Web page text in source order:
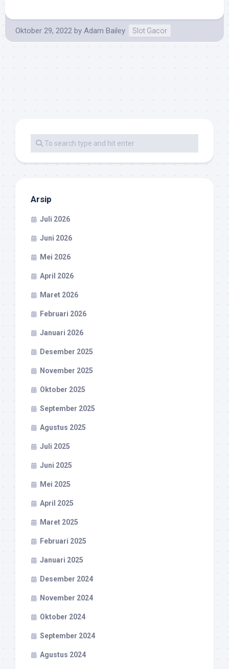
Oktober 29, 2022 by Adam Bailey Slot Gacor
Arsip
Juli 2026
Juni 2026
Mei 2026
April 2026
Maret 2026
Februari 2026
Januari 2026
Desember 2025
November 2025
Oktober 2025
September 2025
Agustus 2025
Juli 2025
Juni 2025
Mei 2025
April 2025
Maret 2025
Februari 2025
Januari 2025
Desember 2024
November 2024
Oktober 2024
September 2024
Agustus 2024